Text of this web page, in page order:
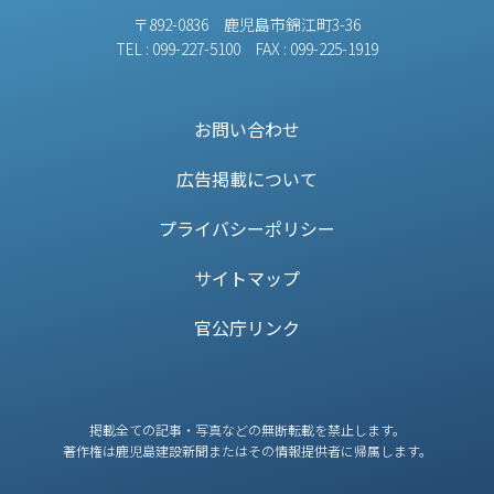
〒892-0836 鹿児島市錦江町3-36
TEL : 099-227-5100 FAX : 099-225-1919
お問い合わせ
広告掲載について
プライバシーポリシー
サイトマップ
官公庁リンク
掲載全ての記事・写真などの無断転載を禁止します。
著作権は鹿児島建設新聞またはその情報提供者に帰属します。